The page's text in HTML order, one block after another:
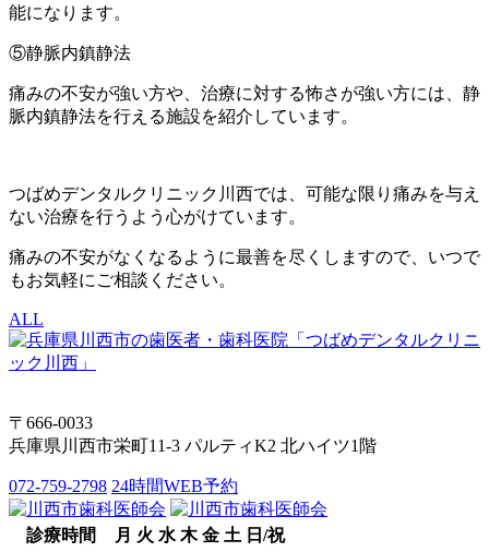
能になります。
⑤静脈内鎮静法
痛みの不安が強い方や、治療に対する怖さが強い方には、静
脈内鎮静法を行える施設を紹介しています。
つばめデンタルクリニック川西では、可能な限り痛みを与え
ない治療を行うよう心がけています。
痛みの不安がなくなるように最善を尽くしますので、いつで
もお気軽にご相談ください。
ALL
〒666-0033
兵庫県川西市栄町11-3 パルティK2 北ハイツ1階
072-759-2798 24時間WEB予約
診療時間 月 火 水 木 金 土 日/祝